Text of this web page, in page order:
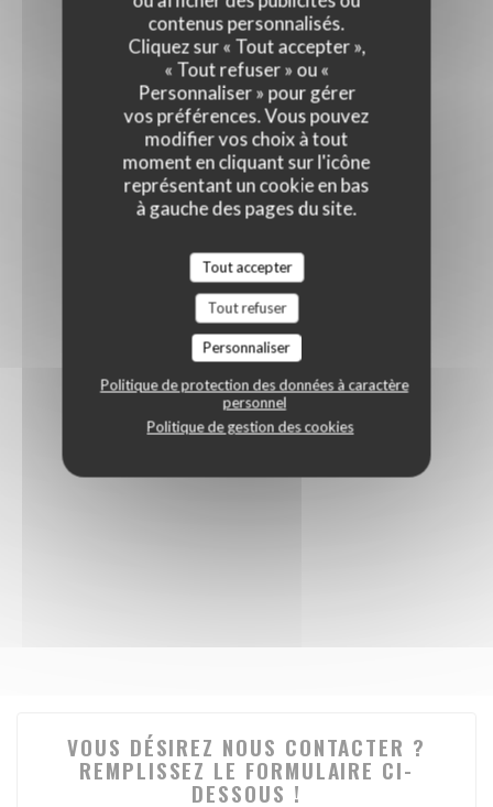
contenus personnalisés.
Cliquez sur « Tout accepter »,
« Tout refuser » ou «
Personnaliser » pour gérer
vos préférences. Vous pouvez
modifier vos choix à tout
moment en cliquant sur l'icône
représentant un cookie en bas
à gauche des pages du site.
Tout accepter
Tout refuser
Personnaliser
Politique de protection des données à caractère
personnel
Politique de gestion des cookies
VOUS DÉSIREZ NOUS CONTACTER ?
REMPLISSEZ LE FORMULAIRE CI-
DESSOUS !